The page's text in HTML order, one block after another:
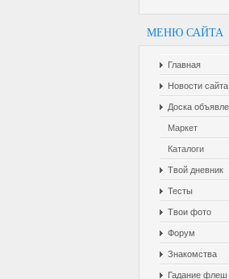
МЕНЮ САЙТА
Главная
Новости сайта
Доска
Маркет
Каталоги
Твой дневник
Тесты
Твои фото
Форум
Знакомства
Гадание флеш